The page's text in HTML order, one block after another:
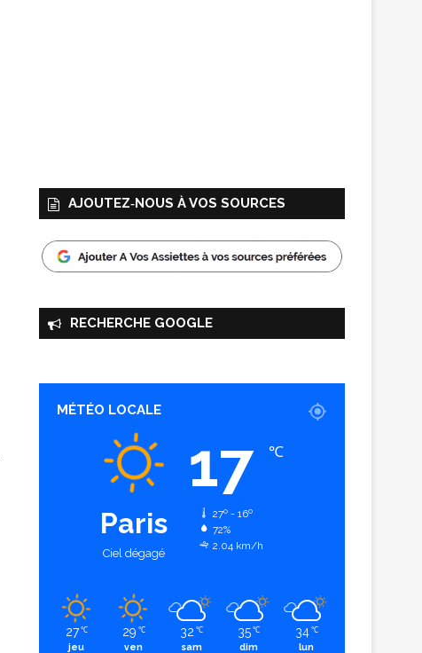
AJOUTEZ‑NOUS À VOS SOURCES
RECHERCHE GOOGLE
MÉTÉO LOCALE
Paris
Ciel dégagé
17 ℃
27º - 16º
72%
2.04 km/h
27 ℃
jeu
29 ℃
ven
32 ℃
sam
35 ℃
dim
34 ℃
lun